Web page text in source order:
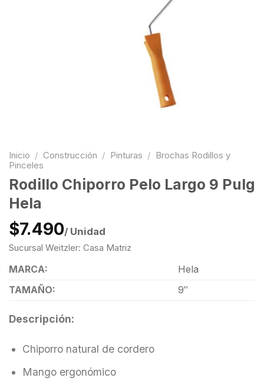
Inicio / Construcción / Pinturas / Brochas Rodillos y
Pinceles
Rodillo Chiporro Pelo Largo 9 Pulg
Hela
$7.490/ Unidad
Sucursal Weitzler: Casa Matriz
MARCA:
Hela
TAMAÑO:
9″
Descripción:
Chiporro natural de cordero
Mango ergonómico